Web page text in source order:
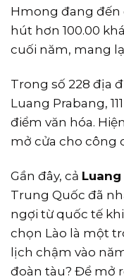
Hmong đang đến
hút hơn 100.00
cuối năm, mang
Trong số 228 địa
Luang Prabang,
điểm văn hóa.
mở cửa cho công
Gần đây, cả
Trung Quốc đã
ngợi từ quốc tế
chọn Lào là một
lịch chậm vào
đoàn tàu? Để mở